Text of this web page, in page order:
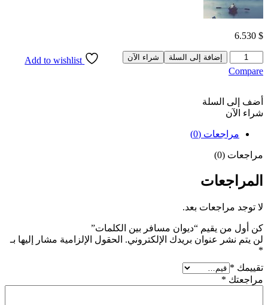
6.530 $
كمية
ديوان
مسافر
الكلمات
إضافة إلى السلة شراء الآن
Add to wishlist
Compare
أضف إلى السلة
شراء الآن
مراجعات (0)
مراجعات (0)
المراجعات
لا توجد مراجعات بعد.
كن أول من يقيم “ديوان مسافر بين الكلمات”
لن يتم نشر عنوان بريدك الإلكتروني. الحقول الإلزامية مشار إليها بـ
*
تقييمك *
مراجعتك *